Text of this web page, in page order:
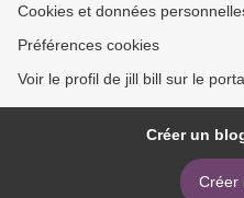
Cookies et données
Préférences cookies
Voir le profil de jill bill sur le
Créer un
Créer